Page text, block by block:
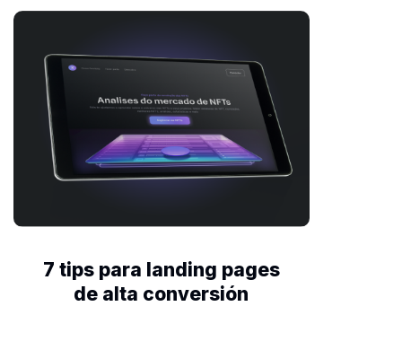
7 tips para landing pages
de alta conversión